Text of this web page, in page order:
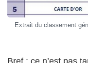
Extrait du classement